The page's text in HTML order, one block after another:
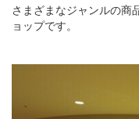
さまざまなジャンルの商
ョップです。